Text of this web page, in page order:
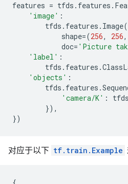
features = tfds . features .
'image' :
tfds . features . Image(
shape=(256, 256,
doc= 'Picture
'label' :
tfds . features .
'objects' :
tfds . features .
'camera/K' : tfds
}),
})
对应于以下 tf.train.Example